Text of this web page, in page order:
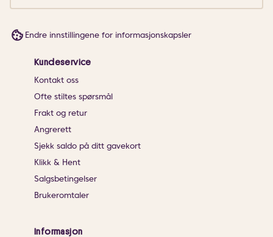
Endre innstillingene for informasjonskapsler
Kundeservice
Kontakt oss
Ofte stiltes spørsmål
Frakt og retur
Angrerett
Sjekk saldo på ditt gavekort
Klikk & Hent
Salgsbetingelser
Brukeromtaler
Informasjon